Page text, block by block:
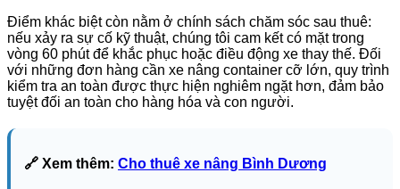
Điểm khác biệt còn nằm ở chính sách chăm sóc sau thuê:
nếu xảy ra sự cố kỹ thuật, chúng tôi cam kết có mặt trong
vòng 60 phút để khắc phục hoặc điều động xe thay thế. Đối
với những đơn hàng cần xe nâng container cỡ lớn, quy trình
kiểm tra an toàn được thực hiện nghiêm ngặt hơn, đảm bảo
tuyệt đối an toàn cho hàng hóa và con người.
🔗 Xem thêm: Cho thuê xe nâng Bình Dương